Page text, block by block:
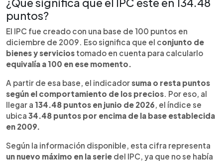
puntos?
El IPC fue creado con una base de 100 puntos en
diciembre de 2009. Eso significa que el conjunto de
bienes y servicios tomado en cuenta para calcularlo
equivalía a 100 en ese momento.
A partir de esa base, el indicadorsuma o resta puntos
según el comportamiento de los precios. Por eso, al
llegar a 134.48 puntos en junio de 2026, el índice se
ubica 34.48 puntos por encima de la base establecida
en 2009.
Según la información disponible, esta cifra representa
un nuevo máximo en la serie del IPC, ya que no se había